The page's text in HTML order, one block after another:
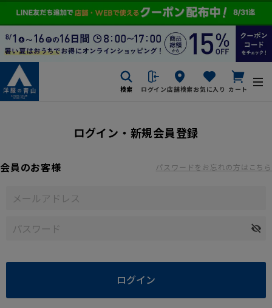
検索 ログイン店舗検索お気に入り カート
ログイン・新規会員登録
会員のお客様 パスワードをお忘れの方はこちら